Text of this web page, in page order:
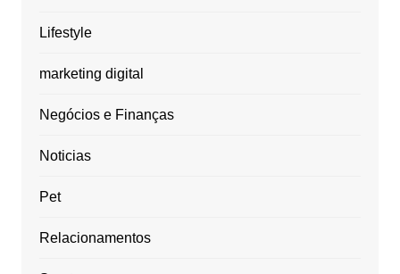
Lifestyle
marketing digital
Negócios e Finanças
Noticias
Pet
Relacionamentos